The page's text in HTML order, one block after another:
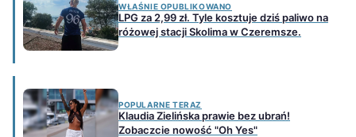
WŁAŚNIE OPUBLIKOWANO
LPG za 2,99 zł. Tyle kosztuje dziś paliwo na
różowej stacji Skolima w Czeremsze.
POPULARNE TERAZ
Klaudia Zielińska prawie bez ubrań!
Zobaczcie nowość "Oh Yes"